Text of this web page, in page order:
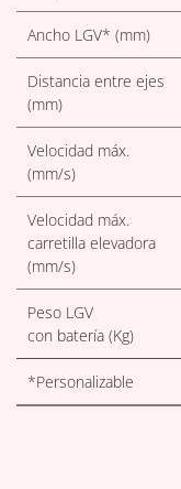
Ancho LGV* (mm)
Distancia entre ejes
(mm)
Velocidad máx.
(mm/s)
Velocidad máx.
carretilla elevadora
(mm/s)
Peso LGV
con batería (Kg)
*Personalizable